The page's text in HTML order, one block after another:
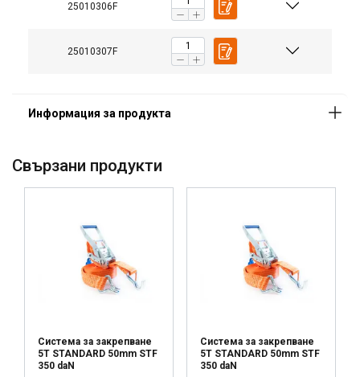
25010306F
25010307F
Забележка:
Свързани продукти
Система за закрепване
5T STANDARD 50mm STF
350 daN
Система за закрепване
5T STANDARD 50mm STF
350 daN